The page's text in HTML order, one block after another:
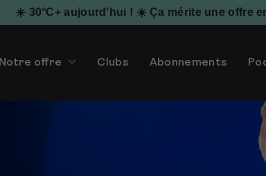
☀️ 30°C+ aujourd'hui ! ☀️ Ça mérite une offre
Notre offre Clubs Abonnements